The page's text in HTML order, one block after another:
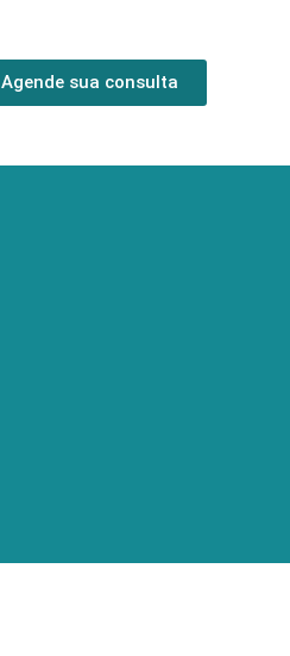
Agende sua consulta